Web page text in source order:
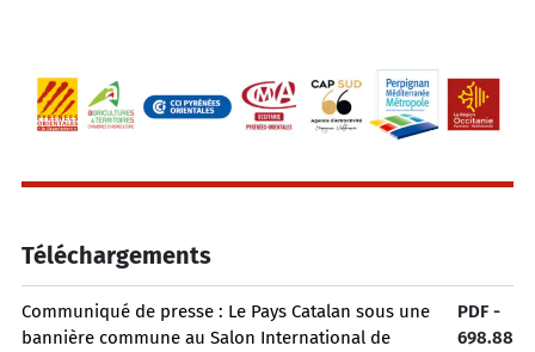
Téléchargements
Communiqué de presse : Le Pays Catalan sous une
bannière commune au Salon International de
PDF -
698.88